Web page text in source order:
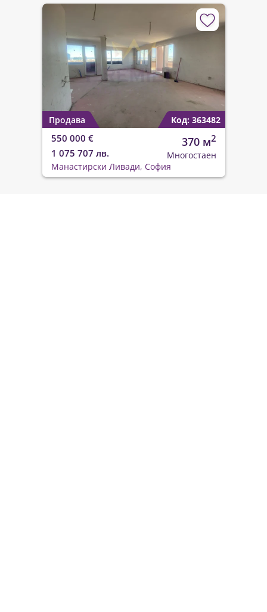
Продава Код: 363482
550 000 €
1 075 707 лв.
370 м2
Многостаен
Манастирски Ливади, София